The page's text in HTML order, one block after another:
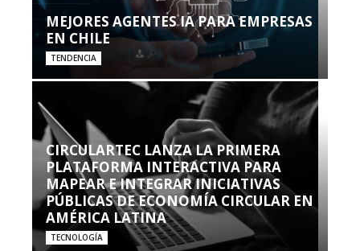
MEJORES AGENTES IA PARA EMPRESAS
EN CHILE
TENDENCIA
CIRCULARTEC LANZA LA PRIMERA
PLATAFORMA INTERACTIVA PARA
MAPEAR E INTEGRAR INICIATIVAS
PÚBLICAS DE ECONOMÍA CIRCULAR EN
AMÉRICA LATINA
TECNOLOGÍA